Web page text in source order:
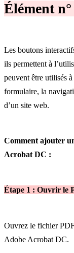
Élément
Les boutons
ils permettent à
peuvent être utilisés
formulaire, la
d’un site web.
Comment ajouter
Acrobat DC :
Étape 1 : Ouvrir le
Ouvrez le fichier
Adobe Acrobat DC.